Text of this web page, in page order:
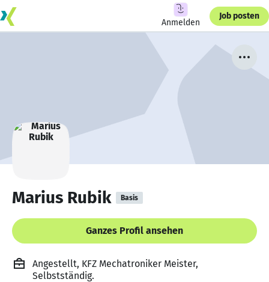
Anmelden
Job posten
Marius Rubik Basis
Ganzes Profil ansehen
Angestellt, KFZ Mechatroniker Meister,
Selbstständig.